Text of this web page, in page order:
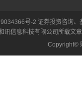
号-2 证券投资咨询、
讯信息科技有限公司所载文
Copyright©